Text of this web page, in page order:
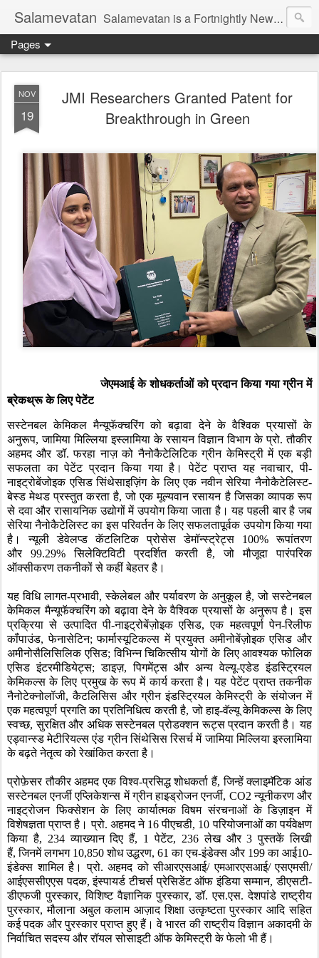
Salamevatan Salamevatan is a Fortnightly Newspaper published from Aligarh, India. Established on 15th August, 2003, the Newspaper aims to provide quality News, Views, Articles, Essays, interviews and many other things which are beneficial to the Common people of India, making them aware and helping them in performing their day to day activities more efficiently and effectively.
Pages
NOV
19
JMI Researchers Granted Patent for
Breakthrough in Green
जेएमआई के शोधकर्ताओं को प्रदान किया गया ग्रीन में
ब्रेकथ्रू के लिए पेटेंट
सस्टेनबल केमिकल मैन्यूफॅक्चरिंग को बढ़ावा देने के वैश्विक प्रयासों के
अनुरूप,जामिया मिल्लिया इस्लामिया के रसायन विज्ञान विभाग के प्रो. तौकीर
अहमद और डॉ. फरहा नाज़ को नैनोकैटेलिटिक ग्रीन केमिस्ट्री में एक बड़ी
सफलता का पेटेंट प्रदान किया गया है। पेटेंट प्राप्त यह नवाचार,पी-
नाइट्रोबेंजोइक एसिड सिंथेसाइज़िंग के लिए एक नवीन सेरिया नैनोकैटेलिस्ट-
बेस्ड मेथड प्रस्तुत करता है,जो एक मूल्यवान रसायन है जिसका व्यापक रूप
से दवा और रासायनिक उद्योगों में उपयोग किया जाता है। यह पहली बार है जब
सेरिया नैनोकैटेलिस्ट का इस परिवर्तन के लिए सफलतापूर्वक उपयोग किया गया
है। न्यूली डेवेलप्ड कॅटलिटिक प्रोसेस
डेमॉन्स्ट्रेट्स 100% रूपांतरण
और 99.29% सिलेक्टिविटी प्रदर्शित करती है,जो मौजूदा पारंपरिक
ऑक्सीकरण तकनीकों से कहीं बेहतर है।
यह विधि लागत-प्रभावी,स्केलेबल और पर्यावरण के अनुकूल है,जो सस्टेनबल
केमिकल मैन्यूफॅक्चरिंग को बढ़ावा देने के वैश्विक प्रयासों के अनुरूप है। इस
प्रक्रिया से उत्पादित पी-नाइट्रोबेंज़ोइक एसिड,एक महत्वपूर्ण पेन-रिलीफ
कॉंपाउंड,फेनासेटिन;फार्मास्यूटिकल्स में प्रयुक्त अमीनोबेंज़ोइक एसिड और
अमीनोसैलिसिलिक एसिड;विभिन्न चिकित्सीय योगों के लिए आवश्यक फोलिक
एसिड इंटरमीडियेट्स;डाइज़,पिगमेंट्स और अन्य वेल्यू-एडेड इंडस्ट्रियल
केमिकल्स के लिए प्रमुख के रूप में कार्य करता है। यह पेटेंट प्राप्त तकनीक
नैनोटेक्नोलॉजी,कैटलिसिस और ग्रीन इंडस्ट्रियल केमिस्ट्री के संयोजन में
एक महत्वपूर्ण प्रगति का प्रतिनिधित्व करती है,जो हाइ-वॅल्यू केमिकल्स के लिए
स्वच्छ,सुरक्षित और अधिक सस्टेनबल प्रोडक्शन रूट्स प्रदान करती है। यह
एड्वान्स्ड मेटीरियल्स एंड ग्रीन सिंथेसिस रिसर्च में जामिया मिल्लिया इस्लामिया
के बढ़ते नेतृत्व को रेखांकित करता है।
प्रोफ़ेसर तौकीर अहमद एक विश्व-प्रसिद्ध शोधकर्ता हैं,जिन्हें क्लाइमॅटिक आंड
सस्टेनबल एनर्जी एप्लिकेशन्स में ग्रीन हाइड्रोजन एनर्जी, CO2 न्यूनीकरण और
नाइट्रोजन फिक्सेशन के लिए कार्यात्मक विषम संरचनाओं के डिज़ाइन में
विशेषज्ञता प्राप्त है। प्रो. अहमद ने 16पीएचडी, 10 परियोजनाओं का पर्यवेक्षण
किया है, 234व्याख्यान दिए हैं, 1 पेटेंट, 236लेख और3 पुस्तकें लिखी
हैं,जिनमें लगभग 10,850शोध उद्धरण, 61 का एच-इंडेक्स और 199का आई10-
इंडेक्स शामिल है। प्रो. अहमद को सीआरएसआई/ एमआरएसआई/ एसएमसी/
आईएससीएएस पदक,इंस्पायर्ड टीचर्स प्रेसिडेंट ऑफ इंडिया सम्मान,डीएसटी-
डीएफजी पुरस्कार,विशिष्ट वैज्ञानिक पुरस्कार,डॉ. एस.एस. देशपांडे राष्ट्रीय
पुरस्कार,मौलाना अबुल कलाम आज़ाद शिक्षा उत्कृष्टता पुरस्कार आदि सहित
कई पदक और पुरस्कार प्राप्त हुए हैं। वे भारत की राष्ट्रीय विज्ञान अकादमी के
निर्वाचित सदस्य और रॉयल सोसाइटी ऑफ केमिस्ट्री के फेलो भी हैं।